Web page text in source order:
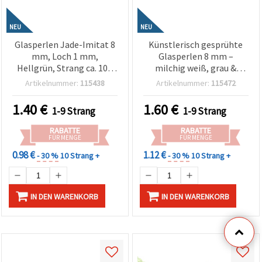
NEU
Glasperlen Jade-Imitat 8
mm, Loch 1 mm,
Hellgrün, Strang ca. 105
Stk. – ideal für
Perlenfädeln &
Bastelprojekte
Artikelnummer: 115438
1.40€ 1-9 Strang
RABATTE
FÜR MENGE
0.98 €- 30 %10 Strang +
IN DEN WARENKORB
NEU
Künstlerisch gesprühte
Glasperlen 8 mm –
milchig weiß, grau &
dunkelorange, Loch 1
(Mix) – ideal zum Schmuck
basteln & für moderne DIY
Handmade-Designs
Artikelnummer: 115472
1.60€ 1-9 Strang
RABATTE
FÜR MENGE
1.12 €- 30 %10 Strang +
IN DEN WARENKORB